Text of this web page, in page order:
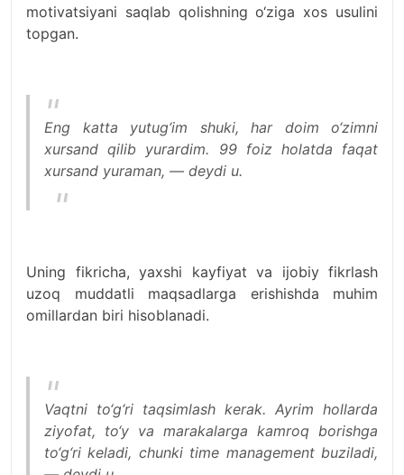
motivatsiyani saqlab qolishning o‘ziga xos usulini
topgan.
Eng katta yutug‘im shuki, har doim o‘zimni
xursand qilib yurardim. 99 foiz holatda faqat
xursand yuraman, — deydi u.
Uning fikricha, yaxshi kayfiyat va ijobiy fikrlash
uzoq muddatli maqsadlarga erishishda muhim
omillardan biri hisoblanadi.
Vaqtni to‘g‘ri taqsimlash kerak. Ayrim hollarda
ziyofat, to‘y va marakalarga kamroq borishga
to‘g‘ri keladi, chunki time management buziladi,